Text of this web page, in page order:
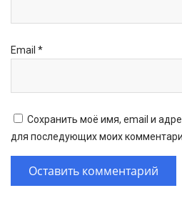
Email *
Сохранить моё имя, email и
для последующих моих